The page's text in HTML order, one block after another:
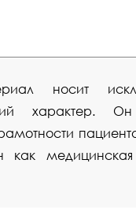
носит
характер.
как